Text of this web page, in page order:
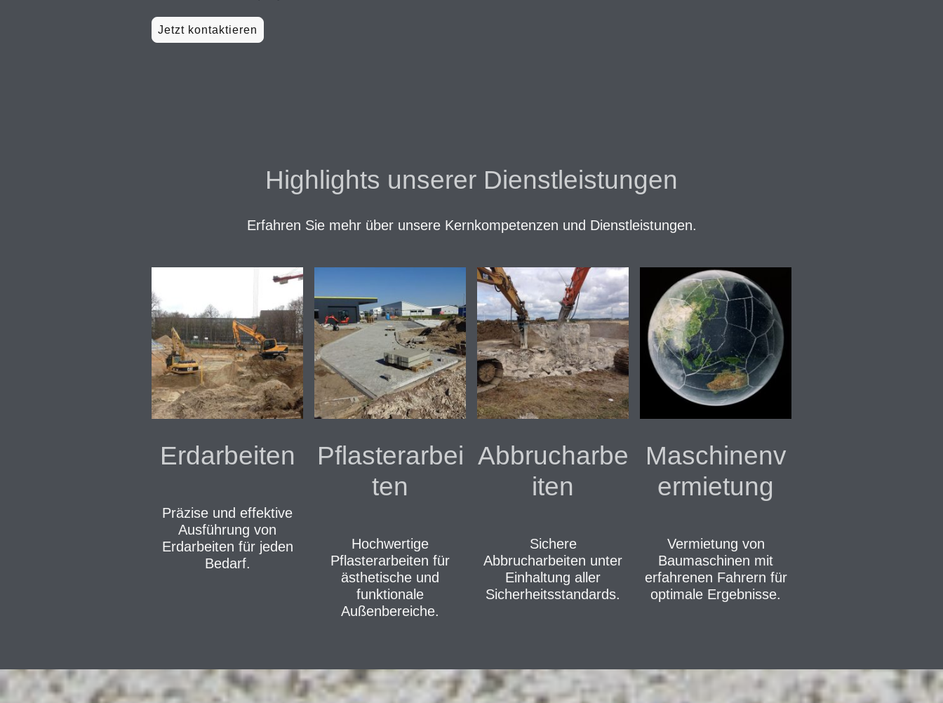
Jetzt kontaktieren
Highlights unserer Dienstleistungen
Erfahren Sie mehr über unsere Kernkompetenzen und Dienstleistungen.
Erdarbeiten
Präzise und effektive
Ausführung von
Erdarbeiten für jeden
Bedarf.
Pflasterarbei
ten
Hochwertige
Pflasterarbeiten für
ästhetische und
funktionale
Außenbereiche.
Abbrucharbe
iten
Sichere
Abbrucharbeiten unter
Einhaltung aller
Sicherheitsstandards.
Maschinenv
ermietung
Vermietung von
Baumaschinen mit
erfahrenen Fahrern für
optimale Ergebnisse.